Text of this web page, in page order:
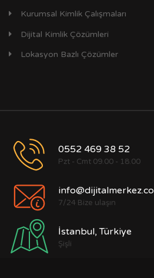
Kurumsal Kimlik Çalışmaları
Dijital Kimlik Çözümleri
Lokasyon Bazlı Çözümler
0552 469 38 52
Pzt - Cmt 09.00 - 18.00
info@dijitalmerkez.co
7/24 Bize ulaşın
İstanbul, Türkiye
Şişli